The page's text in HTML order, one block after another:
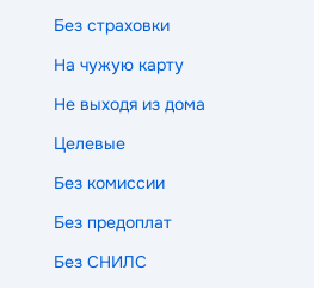
Без страховки
На чужую карту
Не выходя из дома
Целевые
Без комиссии
Без предоплат
Без СНИЛС